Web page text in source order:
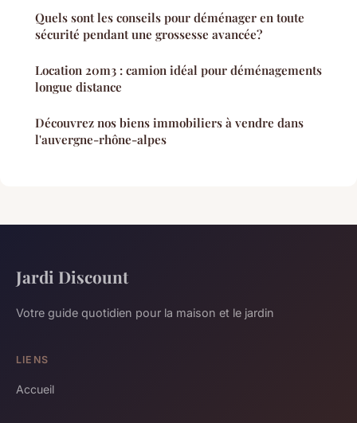
Quels sont les conseils pour déménager en toute
sécurité pendant une grossesse avancée?
Location 20m3 : camion idéal pour déménagements
longue distance
Découvrez nos biens immobiliers à vendre dans
l'auvergne-rhône-alpes
Jardi Discount
Votre guide quotidien pour la maison et le jardin
LIENS
Accueil